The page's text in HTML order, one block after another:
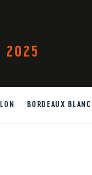
2025
BORDEAUX BLANC